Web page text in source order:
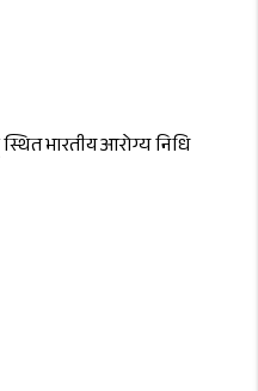
भारतीय आरोग्य निधि